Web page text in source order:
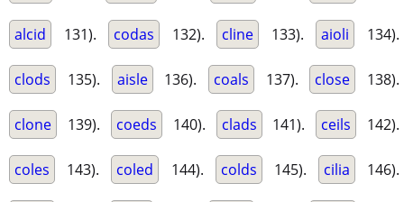
alcid 131). codas 132). cline 133). aioli 134).
clods 135). aisle 136). coals 137). close 138).
clone 139). coeds 140). clads 141). ceils 142).
coles 143). coled 144). colds 145). cilia 146).